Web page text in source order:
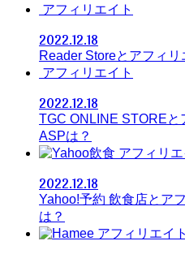
アフィリエイト
2022.12.18
Reader Storeとアフィ
アフィリエイト
2022.12.18
TGC ONLINE STOREと
ASPは？
アフィリエ
2022.12.18
Yahoo!予約 飲食店とア
は？
アフィリエイト